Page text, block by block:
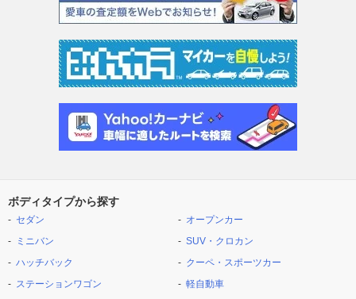
ボディタイプから探す
セダン
ミニバン
ハッチバック
ステーションワゴン
オープンカー
SUV・クロカン
クーペ・スポーツカー
軽自動車